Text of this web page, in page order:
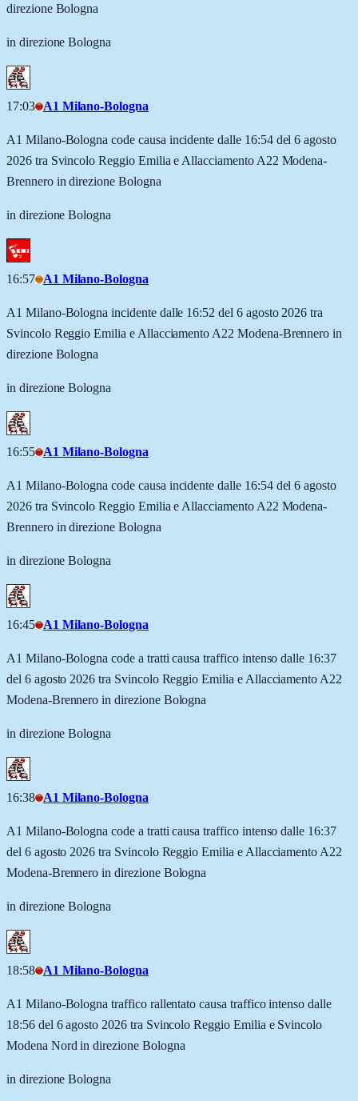
direzione Bologna
in direzione Bologna
17:03 A1 Milano-Bologna
A1 Milano-Bologna code causa incidente dalle 16:54 del 6 agosto
2026 tra Svincolo Reggio Emilia e Allacciamento A22 Modena-
Brennero in direzione Bologna
in direzione Bologna
16:57 A1 Milano-Bologna
A1 Milano-Bologna incidente dalle 16:52 del 6 agosto 2026 tra
Svincolo Reggio Emilia e Allacciamento A22 Modena-Brennero in
direzione Bologna
in direzione Bologna
16:55 A1 Milano-Bologna
A1 Milano-Bologna code causa incidente dalle 16:54 del 6 agosto
2026 tra Svincolo Reggio Emilia e Allacciamento A22 Modena-
Brennero in direzione Bologna
in direzione Bologna
16:45 A1 Milano-Bologna
A1 Milano-Bologna code a tratti causa traffico intenso dalle 16:37
del 6 agosto 2026 tra Svincolo Reggio Emilia e Allacciamento A22
Modena-Brennero in direzione Bologna
in direzione Bologna
16:38 A1 Milano-Bologna
A1 Milano-Bologna code a tratti causa traffico intenso dalle 16:37
del 6 agosto 2026 tra Svincolo Reggio Emilia e Allacciamento A22
Modena-Brennero in direzione Bologna
in direzione Bologna
18:58 A1 Milano-Bologna
A1 Milano-Bologna traffico rallentato causa traffico intenso dalle
18:56 del 6 agosto 2026 tra Svincolo Reggio Emilia e Svincolo
Modena Nord in direzione Bologna
in direzione Bologna